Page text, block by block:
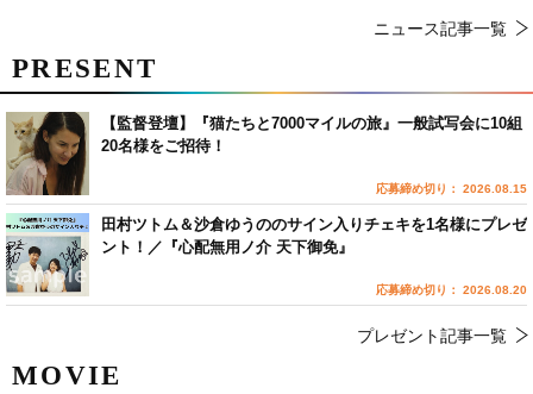
ニュース記事一覧
MOVIE
PRESENT
【監督登壇】『猫たちと7000マイルの旅』一般試写会に10組
20名様をご招待！
応募締め切り： 2026.08.15
田村ツトム＆沙倉ゆうののサイン入りチェキを1名様にプレゼ
ント！／『心配無用ノ介 天下御免』
応募締め切り： 2026.08.20
プレゼント記事一覧